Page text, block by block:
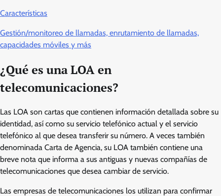
Características
Gestión/monitoreo de llamadas, enrutamiento de llamadas,
capacidades móviles y más
¿Qué es una LOA en
telecomunicaciones?
Las LOA son cartas que contienen información detallada sobre su
identidad, así como su servicio telefónico actual y el servicio
telefónico al que desea transferir su número. A veces también
denominada Carta de Agencia, su LOA también contiene una
breve nota que informa a sus antiguas y nuevas compañías de
telecomunicaciones que desea cambiar de servicio.
Las empresas de telecomunicaciones los utilizan para confirmar